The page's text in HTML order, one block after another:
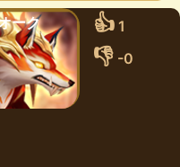
ーク 👍 1
👎 -0